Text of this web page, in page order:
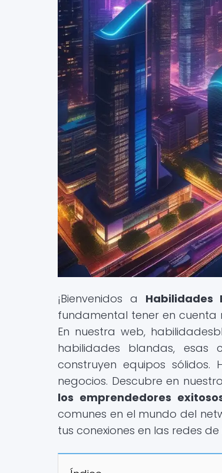
¡Bienvenidos a Habilidades
fundamental tener en cuenta
En nuestra web,
habilidades blandas, esas
construyen equipos
negocios. Descubre en
los emprendedores
comunes en el mundo del
tus conexiones en las redes